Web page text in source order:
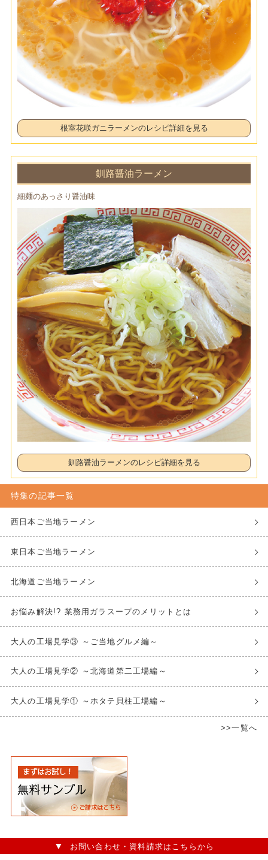
根室花咲ガニラーメンのレシピ詳細を見る
釧路醤油ラーメン
細麺のあっさり醤油味
釧路醤油ラーメンのレシピ詳細を見る
特集の記事一覧
西日本ご当地ラーメン
東日本ご当地ラーメン
北海道ご当地ラーメン
お悩み解決!? 業務用ガラスープのメリットとは
大人の工場見学③ ～ご当地グルメ編～
大人の工場見学② ～北海道第二工場編～
大人の工場見学① ～ホタテ貝柱工場編～
>>一覧へ
お問い合わせ・資料請求はこちらから